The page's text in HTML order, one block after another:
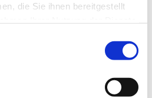
die Sie ihnen bereitgestellt